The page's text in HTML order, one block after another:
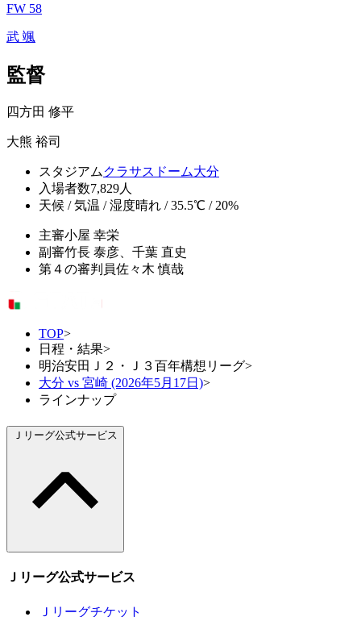
FW 58
武 颯
監督
四方田 修平
大熊 裕司
スタジアム クラサスドーム大分
入場者数7,829人
天候 / 気温 / 湿度晴れ / 35.5℃ / 20%
主審小屋 幸栄
副審竹長 泰彦、千葉 直史
第４の審判員佐々木 慎哉
TOP>
日程・結果>
明治安田Ｊ２・Ｊ３百年構想リーグ>
大分 vs 宮崎 (2026年5月17日)>
ラインナップ
Ｊリーグ公式サービス
Ｊリーグ公式サービス
Ｊリーグチケット